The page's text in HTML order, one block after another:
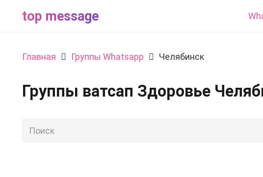
top message
Главная Группы Whatsapp Челябинск
Группы ватсап Здоровье